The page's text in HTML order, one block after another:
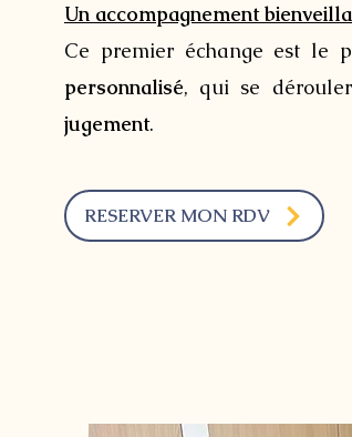
Un accompagnement
Ce premier échange est le
personnalisé, qui se
jugement.
RESERVER MON RDV